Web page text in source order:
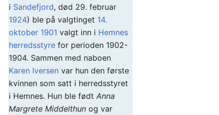
i Sandefjord, død 29. februar
1924) ble på valgtinget 14.
oktober 1901 valgt inn i Hemnes
herredsstyre for perioden 1902-
1904. Sammen med naboen
Karen Iversen var hun den første
kvinnen som satt i herredsstyret
i Hemnes. Hun ble født Anna
Margrete Middelthun og var